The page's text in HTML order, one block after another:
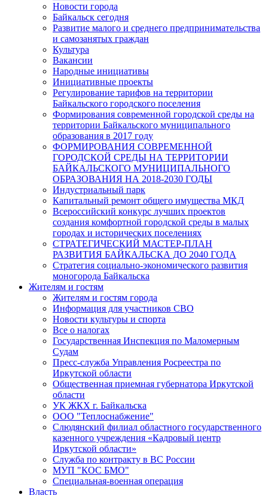
Новости города
Байкальск сегодня
Развитие малого и среднего предпринимательства
и самозанятых граждан
Культура
Вакансии
Народные инициативы
Инициативные проекты
Регулирование тарифов на территории
Байкальского городского поселения
Формирования современной городской среды на
территории Байкальского муниципального
образования в 2017 году
ФОРМИРОВАНИЯ СОВРЕМЕННОЙ
ГОРОДСКОЙ СРЕДЫ НА ТЕРРИТОРИИ
БАЙКАЛЬСКОГО МУНИЦИПАЛЬНОГО
ОБРАЗОВАНИЯ НА 2018-2030 ГОДЫ
Индустриальный парк
Капитальный ремонт общего имущества МКД
Всероссийский конкурс лучших проектов
создания комфортной городской среды в малых
городах и исторических поселениях
СТРАТЕГИЧЕСКИЙ МАСТЕР-ПЛАН
РАЗВИТИЯ БАЙКАЛЬСКА ДО 2040 ГОДА
Стратегия социально-экономического развития
моногорода Байкальска
Жителям и гостям
Жителям и гостям города
Информация для участников СВО
Новости культуры и спорта
Все о налогах
Государственная Инспекция по Маломерным
Судам
Пресс-служба Управления Росреестра по
Иркутской области
Общественная приемная губернатора Иркутской
области
УК ЖКХ г. Байкальска
ООО "Теплоснабжение"
Слюдянский филиал областного государственного
казенного учреждения «Кадровый центр
Иркутской области»
Служба по контракту в ВС России
МУП "КОС БМО"
Специальная-военная операция
Власть